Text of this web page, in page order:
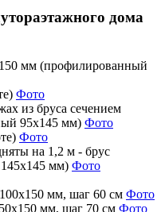
дома
мм (профилированный
Фото
из бруса сечением
95х145 мм) Фото
Фото
на 1,2 м - брус
мм) Фото
мм, шаг 60 см Фото
мм, шаг 70 см Фото